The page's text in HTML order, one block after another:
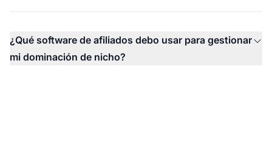
¿Qué software de afiliados debo usar para gestionar
mi dominación de nicho?